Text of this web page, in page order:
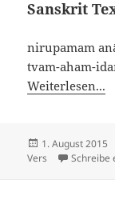
Sanskrit
nirupamam
tvam-aham-
Weiterlesen...
Veröffentlicht
am
1. August 2015
Vers
Schreibe